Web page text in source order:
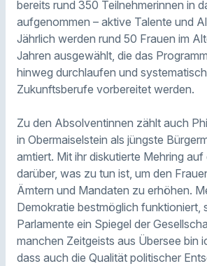
bereits rund 350 Teilnehmerinnen in
aufgenommen – aktive Talente und
Jährlich werden rund 50 Frauen im
Jahren ausgewählt, die das
hinweg durchlaufen und
Zukunftsberufe vorbereitet werden.
Zu den Absolventinnen zählt auch
in Obermaiselstein als jüngste
amtiert. Mit ihr diskutierte Mehring
darüber, was zu tun ist, um den
Ämtern und Mandaten zu erhöhen.
Demokratie bestmöglich funktioniert,
Parlamente ein Spiegel der
manchen Zeitgeists aus Übersee bin
dass auch die Qualität politischer